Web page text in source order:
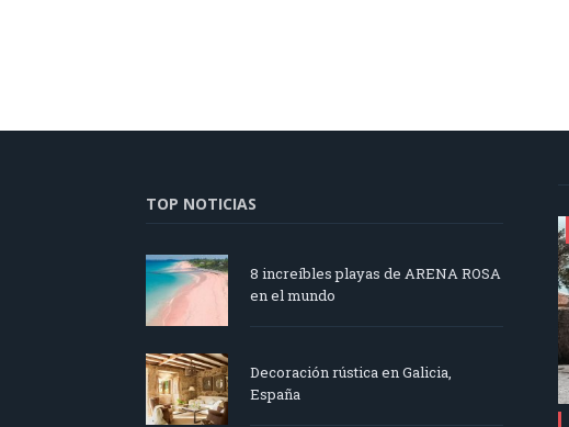
TOP NOTICIAS
8 increíbles playas de ARENA ROSA
en el mundo
Decoración rústica en Galicia,
España